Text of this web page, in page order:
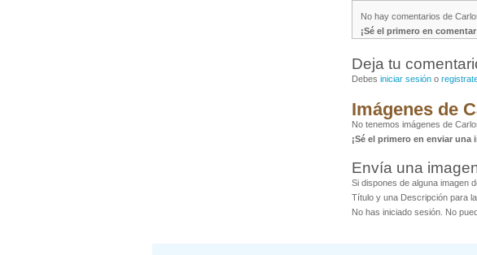
No hay comentarios de
¡Sé el primero en
Deja tu
Debes iniciar sesión o
Imágenes de
No tenemos imágenes de
¡Sé el primero en enviar una
Envía una
Si dispones de alguna imagen
Título y una Descripción para la
No has iniciado sesión. No